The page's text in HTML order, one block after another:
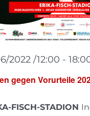
gegen Vorurteile
2022 /12:00 -
FISCH-STADION